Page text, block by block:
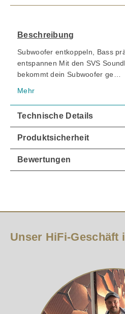
Beschreibung
Subwoofer entkoppeln, Bass
entspannen Mit den SVS
bekommt dein Subwoofer ge…
Mehr
Technische Details
Produktsicherheit
Bewertungen
Unser HiFi-Geschäft